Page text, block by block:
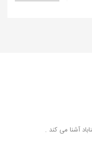
آشنا می کند .